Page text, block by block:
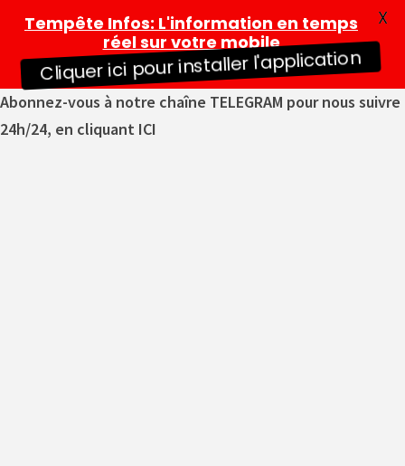
Abonnez-vous à notre chaîne TELEGRAM pour nous suivre
24h/24, en cliquant ICI
Tempête Infos: L'information en temps
réel sur votre mobile
Cliquer ici pour installer l'application
X